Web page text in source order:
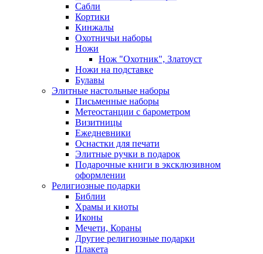
Сабли
Кортики
Кинжалы
Охотничьи наборы
Ножи
Нож "Охотник", Златоуст
Ножи на подставке
Булавы
Элитные настольные наборы
Письменные наборы
Метеостанции с барометром
Визитницы
Ежедневники
Оснастки для печати
Элитные ручки в подарок
Подарочные книги в эксклюзивном
оформлении
Религиозные подарки
Библии
Храмы и киоты
Иконы
Мечети, Кораны
Другие религиозные подарки
Плакета